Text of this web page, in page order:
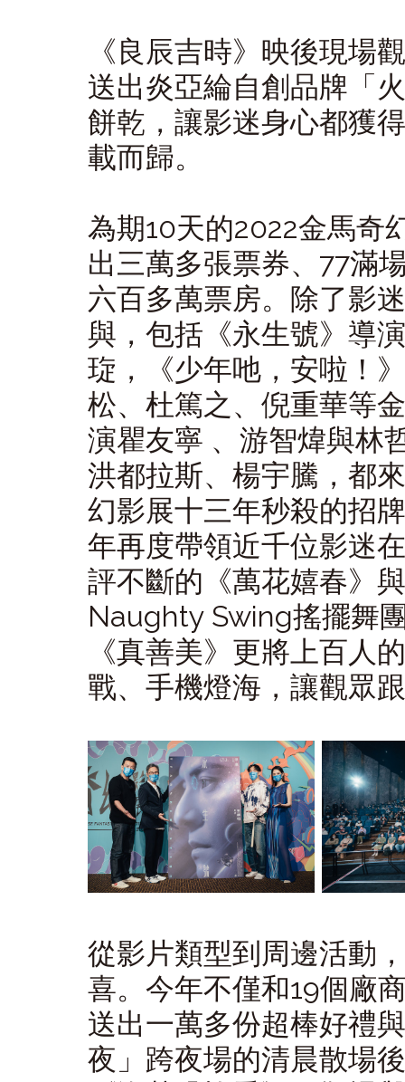
《良辰吉時》映後現場
送出炎亞綸自創品牌「
餅乾，讓影迷身心都獲
載而歸。
為期10天的2022金馬奇
出三萬多張票券、77滿
六百多萬票房。除了影
與，包括《永生號》導
琁，《少年吔，安啦！
松、杜篤之、倪重華等
演瞿友寧 、游智煒與林
洪都拉斯、楊宇騰，都
幻影展十三年秒殺的招
年再度帶領近千位影迷
評不斷的《萬花嬉春》
Naughty Swing搖擺舞
《真善美》更將上百人
戰、手機燈海，讓觀眾
從影片類型到周邊活動
喜。今年不僅和19個廠
送出一萬多份超棒好禮
夜」跨夜場的清晨散場